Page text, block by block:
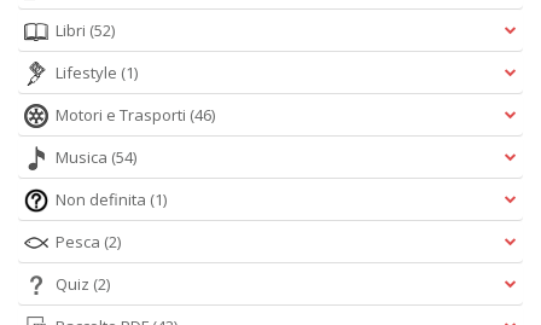
Libri (52)
Lifestyle (1)
Motori e Trasporti (46)
Musica (54)
Non definita (1)
Pesca (2)
Quiz (2)